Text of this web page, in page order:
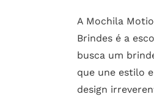
A Mochila
Brindes é a
busca um
que une estilo
design